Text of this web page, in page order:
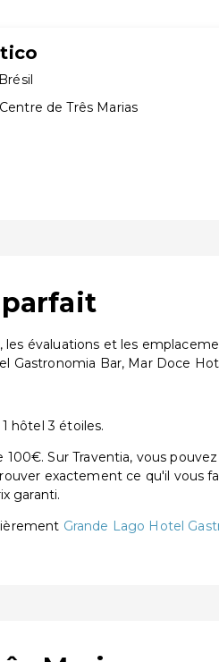
de Três Marias
parfait
les évaluations et les
Gastronomia Bar, Mar Doce
hôtel 3 étoiles.
Sur Traventia, vous
exactement ce qu'il vous
garanti.
Grande Lago Hotel